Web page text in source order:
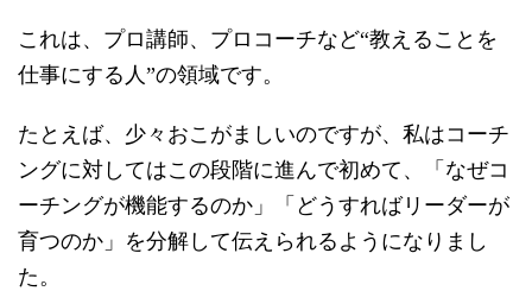
これは、プロ講師、プロコーチなど“教えることを
仕事にする人”の領域です。
たとえば、少々おこがましいのですが、私はコーチ
ングに対してはこの段階に進んで初めて、「なぜコ
ーチングが機能するのか」「どうすればリーダーが
育つのか」を分解して伝えられるようになりまし
た。